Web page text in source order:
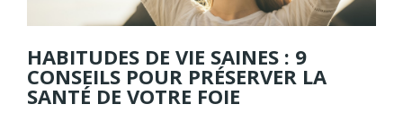
HABITUDES DE VIE SAINES : 9
CONSEILS POUR PRÉSERVER LA
SANTÉ DE VOTRE FOIE